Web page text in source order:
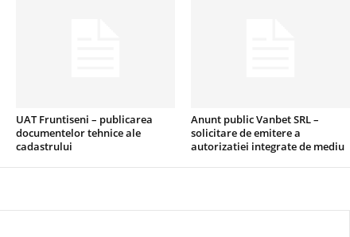
UAT Fruntiseni – publicarea
documentelor tehnice ale
cadastrului
Anunt public Vanbet SRL –
solicitare de emitere a
autorizatiei integrate de mediu